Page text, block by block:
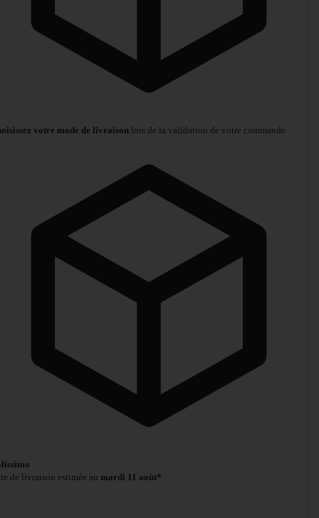
votre mode de livraison lors de la validation de votre commande
de livraison estimée au mardi 11 août*